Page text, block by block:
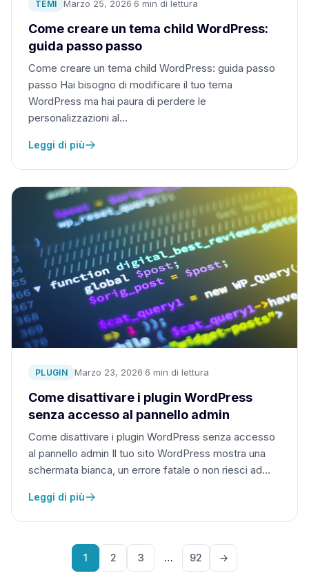
TEMI Marzo 25, 2026·6 min di lettura
Come creare un tema child WordPress:
guida passo passo
Come creare un tema child WordPress: guida passo
passo Hai bisogno di modificare il tuo tema
WordPress ma hai paura di perdere le
personalizzazioni al…
Leggi di più
PLUGIN Marzo 23, 2026·6 min di lettura
Come disattivare i plugin WordPress
senza accesso al pannello admin
Come disattivare i plugin WordPress senza accesso
al pannello admin Il tuo sito WordPress mostra una
schermata bianca, un errore fatale o non riesci ad…
Leggi di più
1 2 3 … 92 →